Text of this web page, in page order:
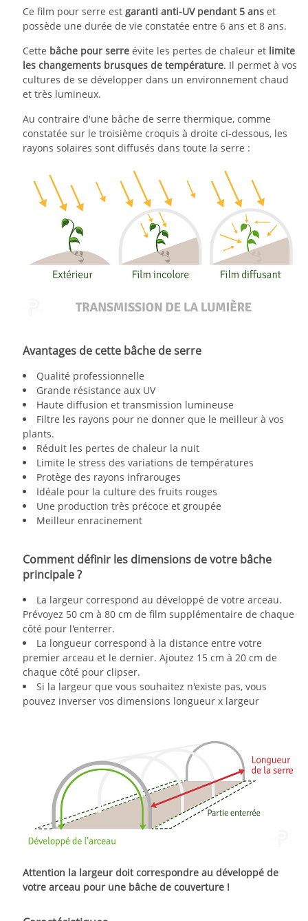
Ce film pour serre est garanti anti-UV pendant 5 ans et
possède une durée de vie constatée entre 6 ans et 8 ans.
Cette bâche pour serre évite les pertes de chaleur et limite
les changements brusques de température. Il permet à vos
cultures de se développer dans un environnement chaud
et très lumineux.
Au contraire d'une bâche de serre thermique, comme
constatée sur le troisième croquis à droite ci-dessous, les
rayons solaires sont diffusés dans toute la serre :
Avantages de cette bâche de serre
Qualité professionnelle
Grande résistance aux UV
Haute diffusion et transmission lumineuse
Filtre les rayons pour ne donner que le meilleur à vos
plants.
Réduit les pertes de chaleur la nuit
Limite le stress des variations de températures
Protège des rayons infrarouges
Idéale pour la culture des fruits rouges
Une production très précoce et groupée
Meilleur enracinement
Comment définir les dimensions de votre bâche
principale ?
La largeur correspond au développé de votre arceau.
Prévoyez 50 cm à 80 cm de film supplémentaire de chaque
côté pour l'enterrer.
La longueur correspond à la distance entre votre
premier arceau et le dernier. Ajoutez 15 cm à 20 cm de
chaque côté pour clipser.
Si la largeur que vous souhaitez n'existe pas, vous
pouvez inverser vos dimensions longueur x largeur
Attention la largeur doit correspondre au développé de
votre arceau pour une bâche de couverture !